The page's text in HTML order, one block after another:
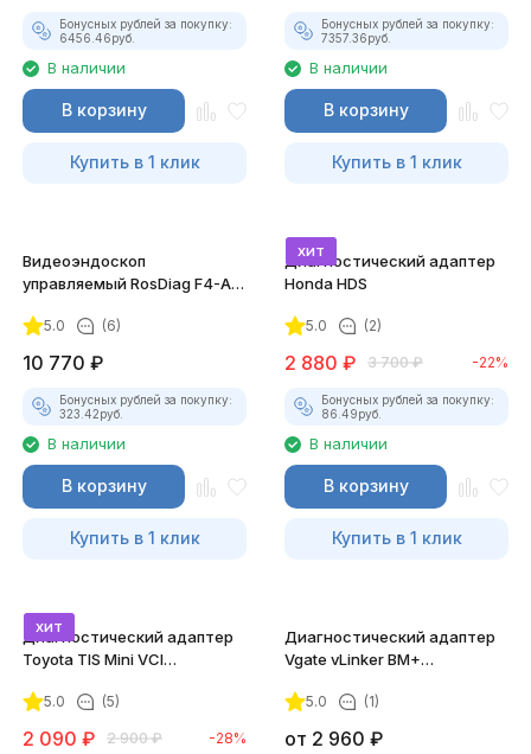
Бонусных рублей за покупку:
6456.46руб.
В наличии
В корзину
Купить в 1 клик
Бонусных рублей за покупку:
7357.36руб.
В наличии
В корзину
Купить в 1 клик
Видеоэндоскоп
управляемый RosDiag F4-A
5.0 (6)
10 770 ₽
Бонусных рублей за покупку:
323.42руб.
В наличии
В корзину
Купить в 1 клик
хит
Диагностический адаптер
Honda HDS
5.0 (2)
2 880 ₽ 3 700 ₽ -22%
Бонусных рублей за покупку:
86.49руб.
В наличии
В корзину
Купить в 1 клик
хит
Диагностический адаптер
Toyota TIS Mini VCI
5.0 (5)
2 090 ₽ 2 900 ₽ -28%
Диагностический адаптер
Vgate vLinker BM+
3.0)5.0 (1)
от 2 960 ₽